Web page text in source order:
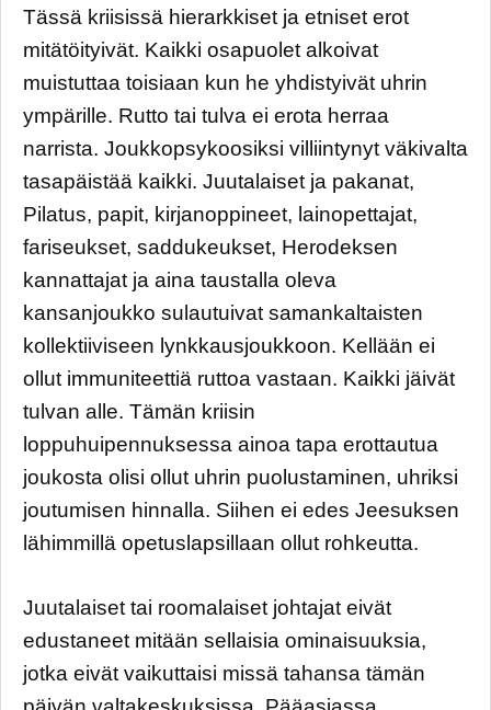
Tässä kriisissä hierarkkiset ja etniset erot
mitätöityivät. Kaikki osapuolet alkoivat
muistuttaa toisiaan kun he yhdistyivät uhrin
ympärille. Rutto tai tulva ei erota herraa
narrista. Joukkopsykoosiksi villiintynyt väkivalta
tasapäistää kaikki. Juutalaiset ja pakanat,
Pilatus, papit, kirjanoppineet, lainopettajat,
fariseukset, saddukeukset, Herodeksen
kannattajat ja aina taustalla oleva
kansanjoukko sulautuivat samankaltaisten
kollektiiviseen lynkkausjoukkoon. Kellään ei
ollut immuniteettiä ruttoa vastaan. Kaikki jäivät
tulvan alle. Tämän kriisin
loppuhuipennuksessa ainoa tapa erottautua
joukosta olisi ollut uhrin puolustaminen, uhriksi
joutumisen hinnalla. Siihen ei edes Jeesuksen
lähimmillä opetuslapsillaan ollut rohkeutta.
Juutalaiset tai roomalaiset johtajat eivät
edustaneet mitään sellaisia ominaisuuksia,
jotka eivät vaikuttaisi missä tahansa tämän